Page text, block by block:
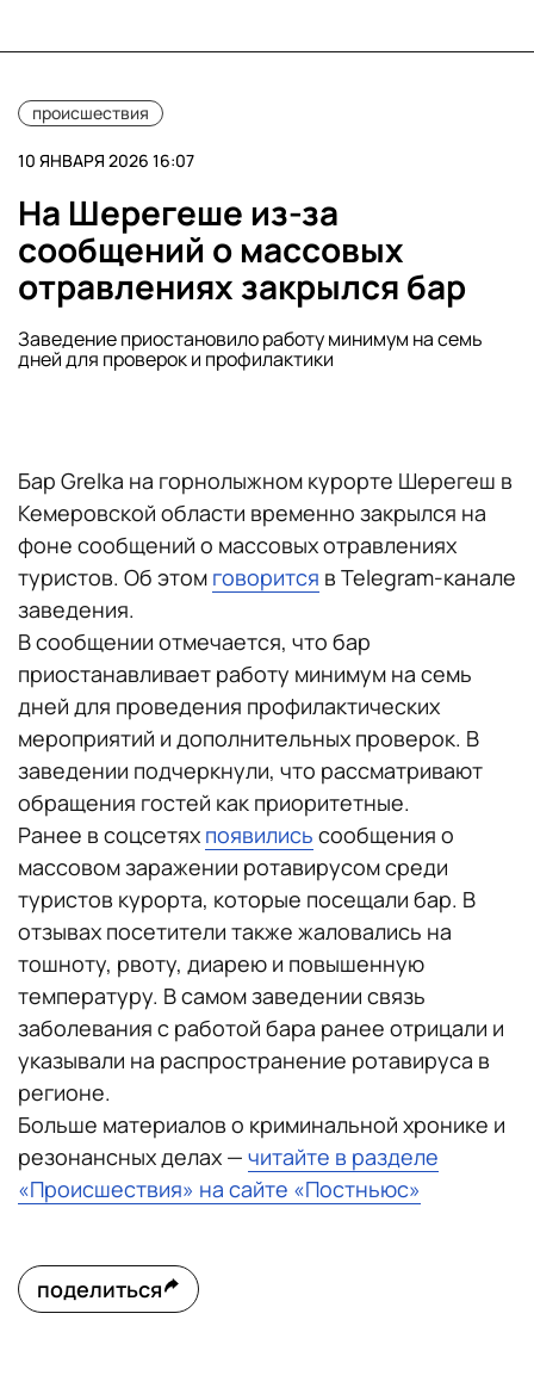
происшествия
10 ЯНВАРЯ 2026 16:07
На Шерегеше из-за
сообщений о массовых
отравлениях закрылся бар
Заведение приостановило работу минимум на семь
дней для проверок и профилактики
Бар Grelka на горнолыжном курорте Шерегеш в
Кемеровской области временно закрылся на
фоне сообщений о массовых отравлениях
туристов. Об этом говорится в Telegram-канале
заведения.
В сообщении отмечается, что бар
приостанавливает работу минимум на семь
дней для проведения профилактических
мероприятий и дополнительных проверок. В
заведении подчеркнули, что рассматривают
обращения гостей как приоритетные.
Ранее в соцсетях появились сообщения о
массовом заражении ротавирусом среди
туристов курорта, которые посещали бар. В
отзывах посетители также жаловались на
тошноту, рвоту, диарею и повышенную
температуру. В самом заведении связь
заболевания с работой бара ранее отрицали и
указывали на распространение ротавируса в
регионе.
Больше материалов о криминальной хронике и
резонансных делах — читайте в разделе
«Происшествия» на сайте «Постньюс»
поделиться